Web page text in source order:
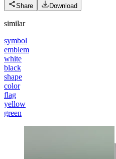
Share Download
similar
symbol
emblem
white
black
shape
color
flag
yellow
green